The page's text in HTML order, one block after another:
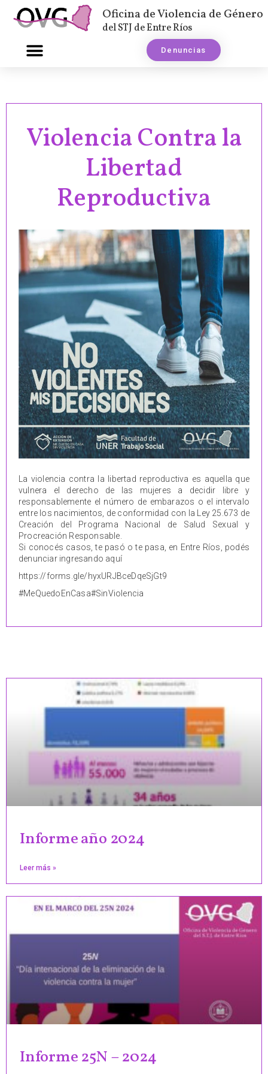
Oficina de Violencia de Género
del STJ de Entre Ríos
Denuncias
Violencia Contra la
Libertad
Reproductiva
La violencia contra la libertad reproductiva es aquella que
vulnera el derecho de las mujeres a decidir libre y
responsablemente el número de embarazos o el intervalo
entre los nacimientos, de conformidad con la Ley 25.673 de
Creación del Programa Nacional de Salud Sexual y
Procreación Responsable.
Si conocés casos, te pasó o te pasa, en Entre Ríos, podés
denunciar ingresando aquí
https://forms.gle/hyxURJBceDqeSjGt9
#MeQuedoEnCasa#SinViolencia
Informe año 2024
Leer más »
Informe 25N – 2024